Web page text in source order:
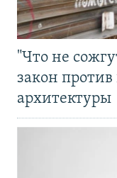
"Что не
закон
архитектуры